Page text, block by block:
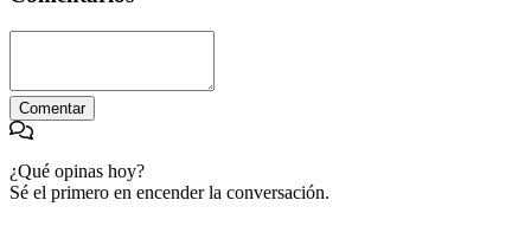
Comentar
¿Qué opinas hoy?
Sé el primero en encender la conversación.